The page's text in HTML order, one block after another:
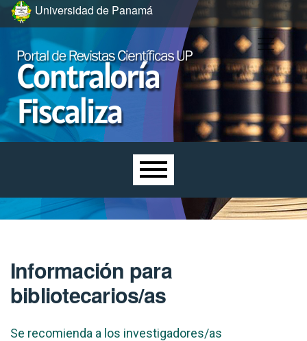
Ir al menú de navegación principal
Ir al contenido principal
Ir al pie de página del sitio
Universidad de Panamá
Menú principal
Información para
bibliotecarios/as
Se recomienda a los investigadores/as